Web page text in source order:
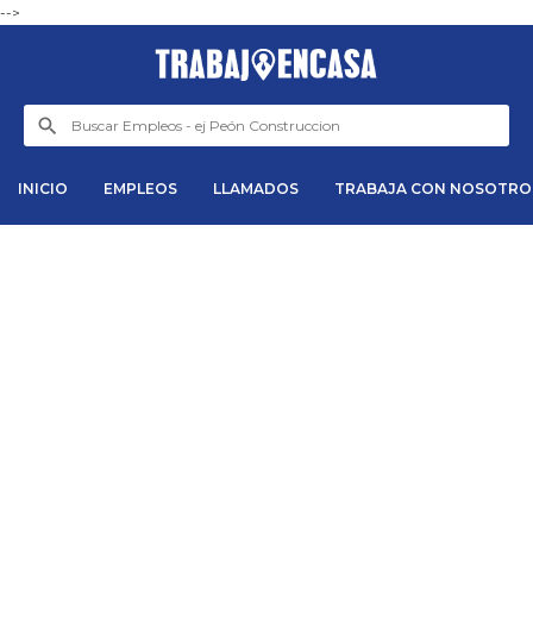
-->
INICIO EMPLEOS LLAMADOS TRABAJA CON